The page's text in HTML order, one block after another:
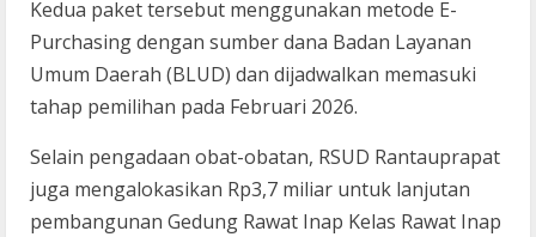
Kedua paket tersebut menggunakan metode E-
Purchasing dengan sumber dana Badan Layanan
Umum Daerah (BLUD) dan dijadwalkan memasuki
tahap pemilihan pada Februari 2026.
Selain pengadaan obat-obatan, RSUD Rantauprapat
juga mengalokasikan Rp3,7 miliar untuk lanjutan
pembangunan Gedung Rawat Inap Kelas Rawat Inap